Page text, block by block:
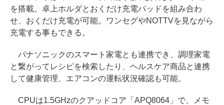
を搭載。卓上ホルダとおくだけ充電パッドを組み合わ
せ、おくだけ充電が可能。ワンセグやNOTTVを見ながら
充電する事もできる。
パナソニックのスマート家電とも連携でき、調理家電
と繋がってレシピを検索したり、ヘルスケア商品と連携
して健康管理、エアコンの運転状況確認も可能。
CPUは1.5GHzのクアッドコア「APQ8064」で、メモ